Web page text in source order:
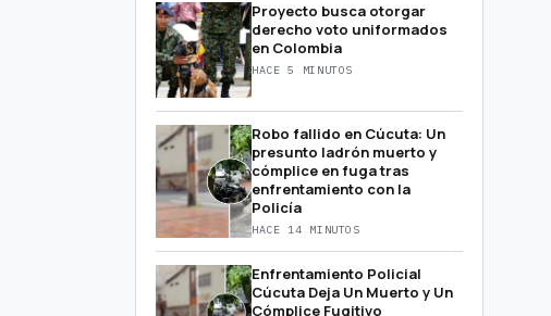
Proyecto busca otorgar
derecho voto uniformados
en Colombia
HACE 5 MINUTOS
Robo fallido en Cúcuta: Un
presunto ladrón muerto y
cómplice en fuga tras
enfrentamiento con la
Policía
HACE 14 MINUTOS
Enfrentamiento Policial
Cúcuta Deja Un Muerto y Un
Cómplice Fugitivo